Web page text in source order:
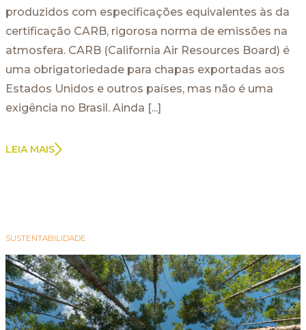
produzidos com especificações equivalentes às da
certificação CARB, rigorosa norma de emissões na
atmosfera. CARB (California Air Resources Board) é
uma obrigatoriedade para chapas exportadas aos
Estados Unidos e outros países, mas não é uma
exigência no Brasil. Ainda [...]
LEIA MAIS
SUSTENTABILIDADE